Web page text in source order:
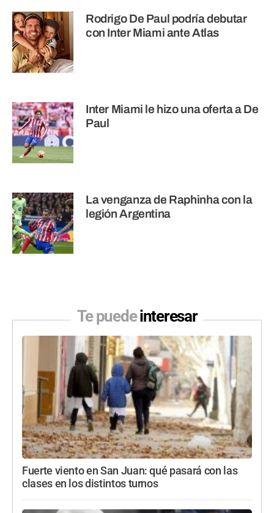
Rodrigo De Paul podría debutar
con Inter Miami ante Atlas
Inter Miami le hizo una oferta a De
Paul
La venganza de Raphinha con la
legión Argentina
Te puedeinteresar
Fuerte viento en San Juan: qué pasará con las
clases en los distintos turnos